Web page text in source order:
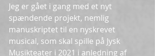
Jeg er gået i gang med et nyt
spændende projekt, nemlig
manuskriptet til en nyskrevet
musical, som skal spille på Jysk
Musikteater i 2021 i anledning af